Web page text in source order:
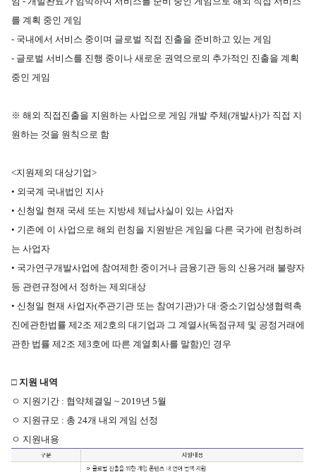
를 계획 중인 게임
- 국내에서 서비스 중이며 글로벌 직접 진출을 준비하고 있는 게임
- 글로벌 서비스를 진행 중이나 새로운 권역으로의 추가적인 진출을 계획
중인 게임
※ 해외 직접진출을 지원하는 사업으로 게임 개발 주체(개발사)가 직접 지
원하는 것을 원칙으로 함
<지원제외 대상기업>
• 외국계 국내법인 지사
• 신청일 현재 국세 또는 지방세 체납사실이 있는 사업자
• 기존에 이 사업으로 해외 런칭을 지원받은 게임을 다른 국가에 런칭하려
는 사업자
• 국가연구개발사업에 참여제한 중이거나 금융기관 등의 신용거래 불량자
등 관련규정에서 정하는 제외대상
• 신청일 현재 사업자(주관기관 또는 참여기관)가 대 ·중소기업상생협력촉
진에관한법률 제2조 제2호의 대기업과 그 계열사(독점규제 및 공정거래에
관한 법률 제2조 제3호에 따른 계열회사를 말함)인 경우
□ 지원 내역
ㅇ 지원기간 : 협약체결일 ~ 2019년 5월
ㅇ 지원규모 : 총 24개 내외 게임 선정
ㅇ 지원내용